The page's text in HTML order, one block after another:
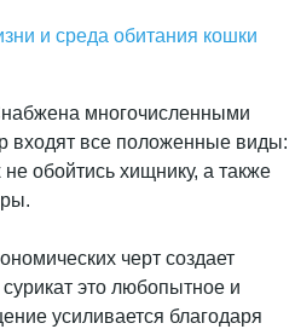
и среда обитания кошки
многочисленными
входят все положенные виды:
обойтись хищнику, а также
черт создает
это любопытное и
усиливается благодаря